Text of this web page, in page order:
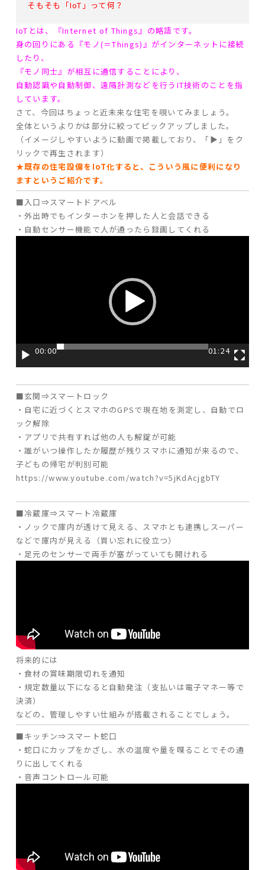
性能
- 高断熱性能
- 高耐震性能
- 高耐久性能
- 保証
家づくりの流れ
よくあるご質問
企業情報
採用情報
暮らしの器
そもそも「IoT」って何？
IoTとは、『Internet of Things』の略語です。
身の回りにある『モノ(＝Things)』がインターネットに接続
したり、
『モノ同士』が相互に通信することにより、
自動認識や自動制御、遠隔計測などを行うIT技術のことを指
しています。
さて、今回はちょっと近未来な住宅を覗いてみましょう。
全体というよりかは部分に絞ってピックアップしました。
（イメージしやすいように動画で掲載しており、「▶」をク
リックで再生されます）
★既存の住宅設備をIoT化すると、こういう風に便利になり
ますというご紹介です。
■入口⇒スマートドアベル
・外出時でもインターホンを押した人と会話できる
・自動センサー機能で人が通ったら録画してくれる
00:00
01:24
■玄関⇒スマートロック
・自宅に近づくとスマホのGPSで現在地を測定し、自動でロ
ック解除
・アプリで共有すれば他の人も解錠が可能
・誰がいつ操作したか履歴が残りスマホに通知が来るので、
子どもの帰宅が判別可能
https://www.youtube.com/watch?v=5jKdAcjgbTY
■冷蔵庫⇒スマート冷蔵庫
・ノックで庫内が透けて見える、スマホとも連携しスーパー
などで庫内が見える（買い忘れに役立つ）
・足元のセンサーで両手が塞がっていても開けれる
将来的には
・食材の賞味期限切れを通知
・規定数量以下になると自動発注（支払いは電子マネー等で
決済）
などの、管理しやすい仕組みが搭載されることでしょう。
■キッチン⇒スマート蛇口
・蛇口にカップをかざし、水の温度や量を喋ることでその通
りに出してくれる
・音声コントロール可能